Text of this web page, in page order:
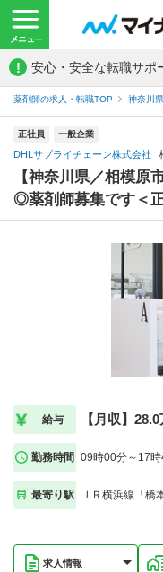
! 安心・安全な転職サポ
薬剤師の求人・転職TOP 神奈川県
正社員 一般企業
DHLサプライチェーン株式会社
【神奈川県／相模原
◎薬剤師募集です＜
給与 【月収】
勤務時間 09時00分～17時
最寄り駅 ＪＲ横浜線「橋
求人情報